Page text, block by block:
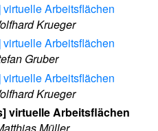
virtuelle Arbeitsflächen
Krueger
virtuelle Arbeitsflächen
Gruber
virtuelle Arbeitsflächen
Krueger
virtuelle Arbeitsflächen
Müller